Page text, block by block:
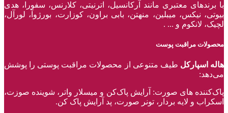
با برند‌های معتبری مانند آرکانسیل، اترنیتی، کلارنس، سفورا، هدی
بیوتی، نیکس، میبلین، منهتن، بابی براون، کوزارت، بورژوآ، لورآل،
لچیک، لانکوم و ... .
محصولات مراقبت پوست
هاله اسپارکل طیف متنوعی از محصولات مراقبت پوستی را پوشش
می‌دهد:
پاک‌کننده ‌های صورت: آرایش پاک‌کن و میسلار واتر، شوینده صوزت،
اسکراب و لایه بردار، تونر صورت، پد آرایش پاک کن.